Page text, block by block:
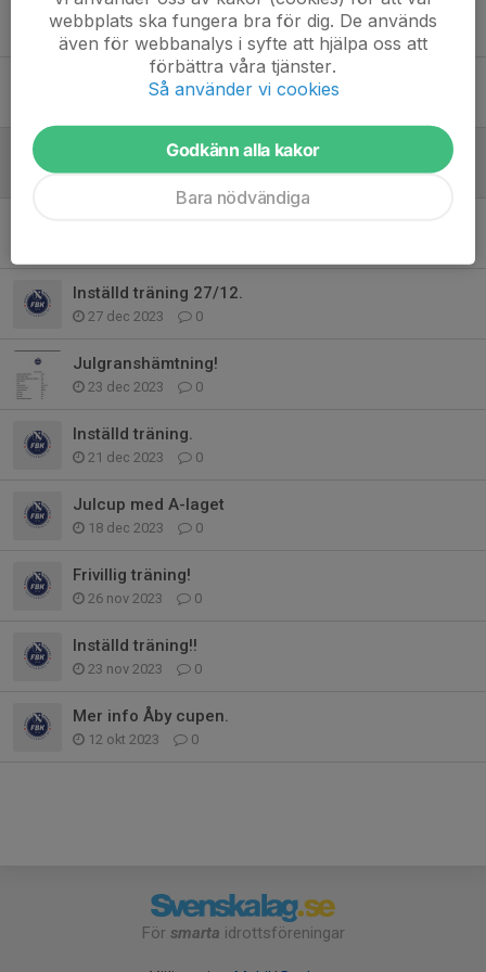
Träningen inställd 1/1
1 jan 2025
Nicke cup
Träningsläger Vetlanda.
28 aug 2024 0
Inställd träning 27/12.
27 dec 2023 0
Julgranshämtning!
23 dec 2023 0
Inställd träning.
21 dec 2023 0
Julcup med A-laget
18 dec 2023 0
Frivillig träning!
26 nov 2023 0
Inställd träning!!
23 nov 2023 0
Mer info Åby cupen.
12 okt 2023 0
För smarta idrottsföreningar
webbplats ska fungera bra för dig. De används
även för webbanalys i syfte att hjälpa oss att
förbättra våra tjänster.
Så använder vi cookies
Godkänn alla kakor
Bara nödvändiga